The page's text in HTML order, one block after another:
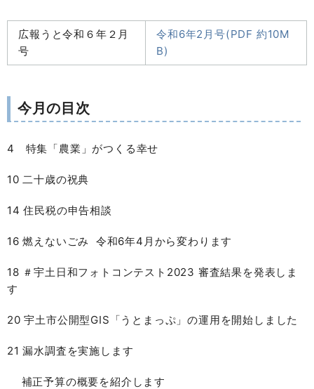
広報うと令和６年２月
号
令和6年2月号(PDF 約10M
B)
今月の目次
4 特集「農業」がつくる幸せ
10 二十歳の祝典
14 住民税の申告相談
16 燃えないごみ 令和6年4月から変わります
18 ＃宇土日和フォトコンテスト2023 審査結果を発表しま
す
20 宇土市公開型GIS「うとまっぷ」の運用を開始しました
21 漏水調査を実施します
補正予算の概要を紹介します